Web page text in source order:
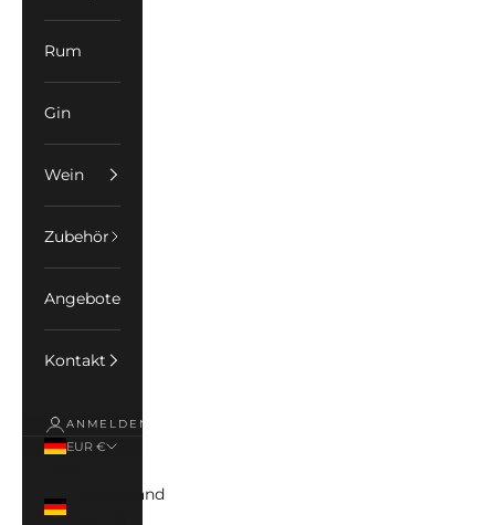
Rum
Gin
Wein
Zubehör
Angebote
Kontakt
ANMELDEN
EUR €
Deutschland